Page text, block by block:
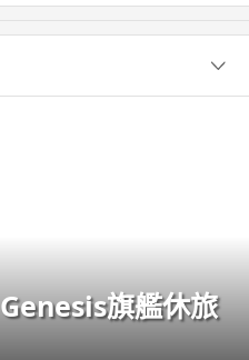
旗艦休旅